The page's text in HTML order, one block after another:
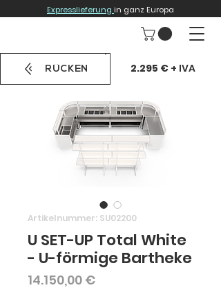
Expresslieferung in ganz Europa
Artikelnummer: SU02200
U SET-UP Total White
- U-förmige Bartheke
14.150,00 €Preis
RÜCKEN 2.295 €+ IVA